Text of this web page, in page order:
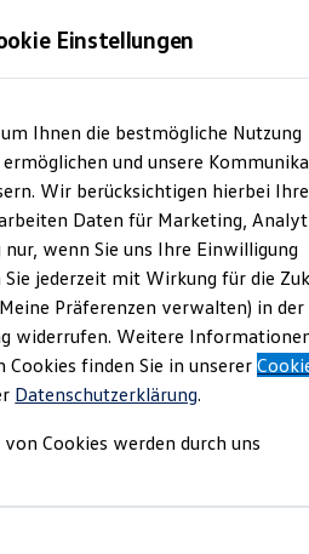
und Gebrauchtwagen
Zertifizierte Gebrauchtwagen
Flörsheim
Bewertungen
Einstellungen
Ihnen die bestmögliche Nutzung
und unsere
Wir berücksichtigen hierbei Ihre
Daten für Marketing,
wenn Sie uns Ihre Einwilligung
Sie jederzeit mit Wirkung für die
Präferenzen verwalten) in der
widerrufen. Weitere
Cookies finden Sie in unserer
Datenschutzerklärung.
Cookies werden durch uns